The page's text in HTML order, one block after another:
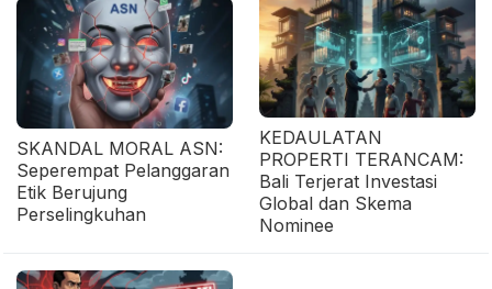
SKANDAL MORAL ASN:
Seperempat Pelanggaran
Etik Berujung
Perselingkuhan
KEDAULATAN
PROPERTI TERANCAM:
Bali Terjerat Investasi
Global dan Skema
Nominee